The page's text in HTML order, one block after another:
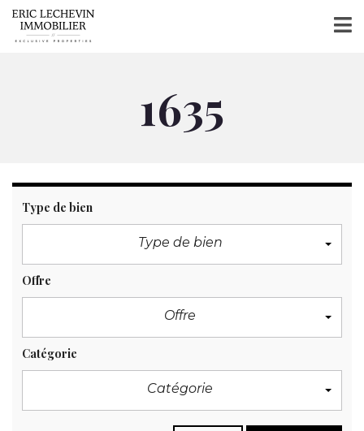
1635
Type de bien
Type de bien
Offre
Offre
Catégorie
Catégorie